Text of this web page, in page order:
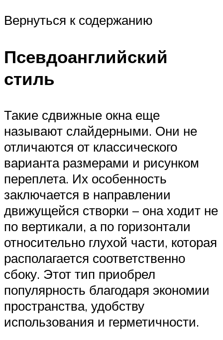
Вернуться к содержанию
Псевдоанглийский
стиль
Такие сдвижные окна еще
называют слайдерными. Они не
отличаются от классического
варианта размерами и рисунком
переплета. Их особенность
заключается в направлении
движущейся створки – она ходит не
по вертикали, а по горизонтали
относительно глухой части, которая
располагается соответственно
сбоку. Этот тип приобрел
популярность благодаря экономии
пространства, удобству
использования и герметичности.